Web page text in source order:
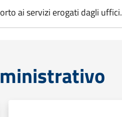
ai servizi erogati dagli uffici.